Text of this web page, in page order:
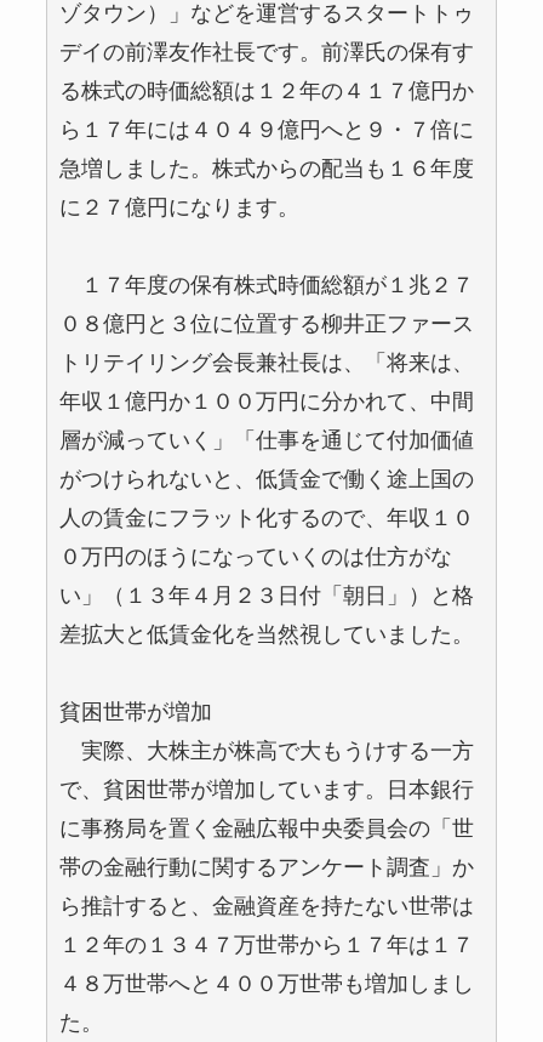
ゾタウン）」などを運営するスタートトゥ
デイの前澤友作社長です。前澤氏の保有す
る株式の時価総額は１２年の４１７億円か
ら１７年には４０４９億円へと９・７倍に
急増しました。株式からの配当も１６年度
に２７億円になります。
１７年度の保有株式時価総額が１兆２７
０８億円と３位に位置する柳井正ファース
トリテイリング会長兼社長は、「将来は、
年収１億円か１００万円に分かれて、中間
層が減っていく」「仕事を通じて付加価値
がつけられないと、低賃金で働く途上国の
人の賃金にフラット化するので、年収１０
０万円のほうになっていくのは仕方がな
い」（１３年４月２３日付「朝日」）と格
差拡大と低賃金化を当然視していました。
貧困世帯が増加
実際、大株主が株高で大もうけする一方
で、貧困世帯が増加しています。日本銀行
に事務局を置く金融広報中央委員会の「世
帯の金融行動に関するアンケート調査」か
ら推計すると、金融資産を持たない世帯は
１２年の１３４７万世帯から１７年は１７
４８万世帯へと４００万世帯も増加しまし
た。